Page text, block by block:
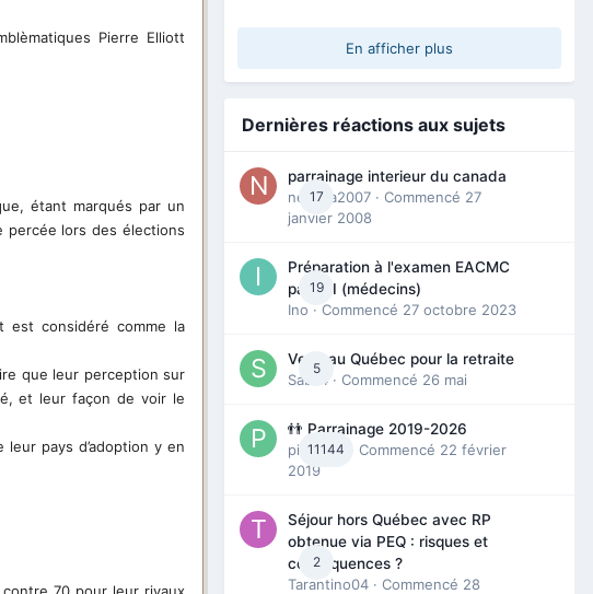
Pierre Elliott
étant marqués par un
percée lors des élections
considéré comme la
que leur perception sur
et leur façon de voir le
pays d’adoption y en
En afficher plus
Dernières réactions aux sujets
17
parrainage interieur du canada
nedjma2007 · Commencé 27
janvier 2008
19
Préparation à l'examen EACMC
partie I (médecins)
Ino · Commencé 27 octobre 2023
5
Venir au Québec pour la retraite
Sab74 · Commencé 26 mai
11144
👬 Parrainage 2019-2026
piinoush
· Commencé 22 février
2019
2
Séjour hors Québec avec RP
obtenue via PEQ : risques et
conséquences ?
Tarantino04 · Commencé 28